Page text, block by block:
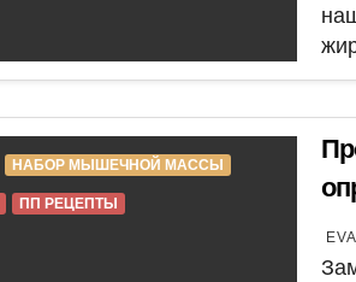
НАБОР МЫШЕЧНОЙ МАССЫ
ПП РЕЦЕПТЫ